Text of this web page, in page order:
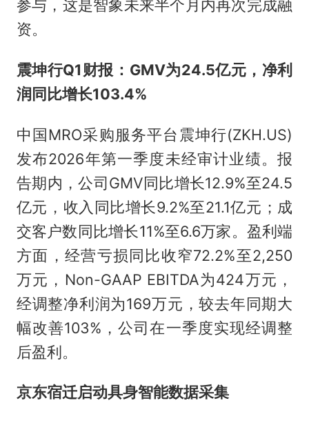
参与，这是智象未来半个月内再次完成融
资。
震坤行Q1财报：GMV为24.5亿元，净利
润同比增长103.4%
中国MRO采购服务平台震坤行(ZKH.US)
发布2026年第一季度未经审计业绩。报
告期内，公司GMV同比增长12.9%至24.5
亿元，收入同比增长9.2%至21.1亿元；成
交客户数同比增长11%至6.6万家。盈利端
方面，经营亏损同比收窄72.2%至2,250
万元，Non-GAAP EBITDA为424万元，
经调整净利润为169万元，较去年同期大
幅改善103%，公司在一季度实现经调整
后盈利。
京东宿迁启动具身智能数据采集